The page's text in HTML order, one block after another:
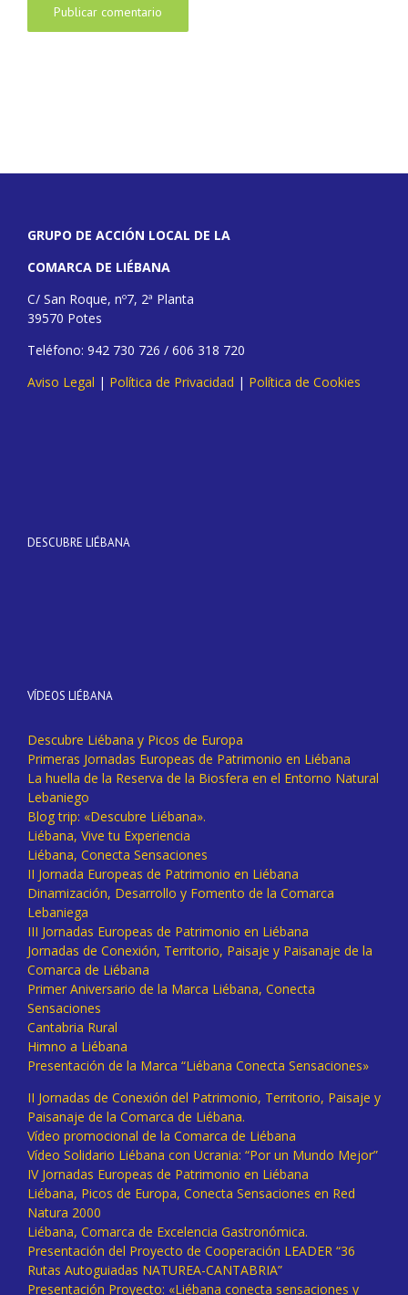
GRUPO DE ACCIÓN LOCAL DE LA
COMARCA DE LIÉBANA
C/ San Roque, nº7, 2ª Planta
39570 Potes
Teléfono: 942 730 726 / 606 318 720
Aviso Legal | Política de Privacidad | Política de Cookies
DESCUBRE LIÉBANA
VÍDEOS LIÉBANA
Descubre Liébana y Picos de Europa
Primeras Jornadas Europeas de Patrimonio en Liébana
La huella de la Reserva de la Biosfera en el Entorno Natural
Lebaniego
Blog trip: «Descubre Liébana».
Liébana, Vive tu Experiencia
Liébana, Conecta Sensaciones
II Jornada Europeas de Patrimonio en Liébana
Dinamización, Desarrollo y Fomento de la Comarca
Lebaniega
III Jornadas Europeas de Patrimonio en Liébana
Jornadas de Conexión, Territorio, Paisaje y Paisanaje de la
Comarca de Liébana
Primer Aniversario de la Marca Liébana, Conecta
Sensaciones
Cantabria Rural
Himno a Liébana
Presentación de la Marca “Liébana Conecta Sensaciones»
II Jornadas de Conexión del Patrimonio, Territorio, Paisaje y
Paisanaje de la Comarca de Liébana.
Vídeo promocional de la Comarca de Liébana
Vídeo Solidario Liébana con Ucrania: “Por un Mundo Mejor”
IV Jornadas Europeas de Patrimonio en Liébana
Liébana, Picos de Europa, Conecta Sensaciones en Red
Natura 2000
Liébana, Comarca de Excelencia Gastronómica.
Presentación del Proyecto de Cooperación LEADER “36
Rutas Autoguiadas NATUREA-CANTABRIA”
Presentación Proyecto: «Liébana conecta sensaciones y